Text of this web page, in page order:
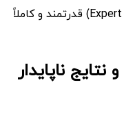
با یک مشاور معاملاتی فارکس (Expert Advisor) قدرتمند و کاملاً
ناپایدار